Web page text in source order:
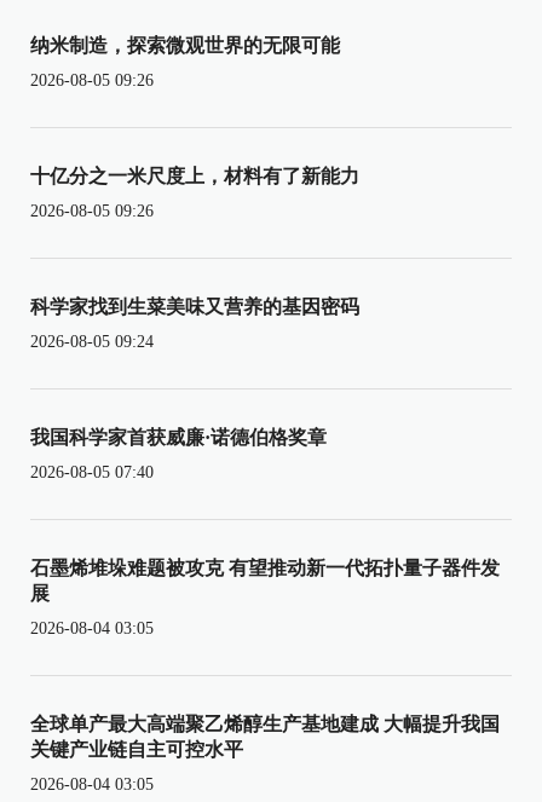
纳米制造，探索微观世界的无限可能
2026-08-05 09:26
十亿分之一米尺度上，材料有了新能力
2026-08-05 09:26
科学家找到生菜美味又营养的基因密码
2026-08-05 09:24
我国科学家首获威廉·诺德伯格奖章
2026-08-05 07:40
石墨烯堆垛难题被攻克 有望推动新一代拓扑量子器件发
展
2026-08-04 03:05
全球单产最大高端聚乙烯醇生产基地建成 大幅提升我国
关键产业链自主可控水平
2026-08-04 03:05